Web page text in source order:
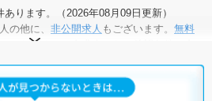
ります。（2026年08月09日更新）
の他に、 非公開求人 もございます。 無料
いただくと、全求人からご希望条件に合
下のような条件が人気です。